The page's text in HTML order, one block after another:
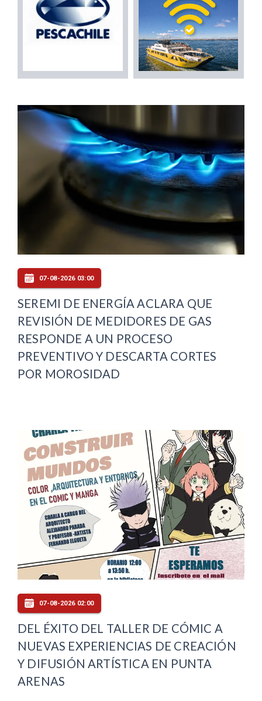
07-08-2026 03:00
SEREMI DE ENERGÍA ACLARA QUE
REVISIÓN DE MEDIDORES DE GAS
RESPONDE A UN PROCESO
PREVENTIVO Y DESCARTA CORTES
POR MOROSIDAD
07-08-2026 02:00
DEL ÉXITO DEL TALLER DE CÓMIC A
NUEVAS EXPERIENCIAS DE CREACIÓN
Y DIFUSIÓN ARTÍSTICA EN PUNTA
ARENAS